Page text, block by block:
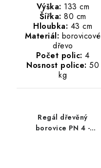
Výška: 133 cm
Šířka:80 cm
Hloubka: 43 cm
Materiál: borovicové
dřevo
Počet polic: 4
Nosnost police: 50
kg
Regál dřevěný
borovice PN 4 -